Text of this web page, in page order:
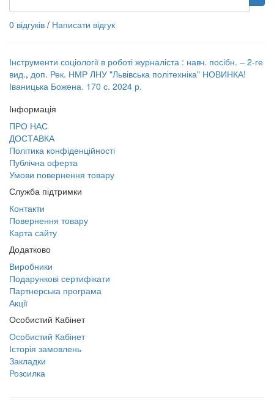
0 відгуків / Написати відгук
Інструменти соціології в роботі журналіста : навч. посібн. – 2-ге
вид., доп. Рек. НМР ЛНУ "Львівська політехніка" НОВИНКА!
Іваницька Божена. 170 с. 2024 р.
Інформація
ПРО НАС
ДОСТАВКА
Політика конфіденційності
Публічна оферта
Умови повернення товару
Служба підтримки
Контакти
Повернення товару
Карта сайту
Додатково
Виробники
Подарункові сертифікати
Партнерська програма
Акції
Особистий Кабінет
Особистий Кабінет
Історія замовлень
Закладки
Розсилка